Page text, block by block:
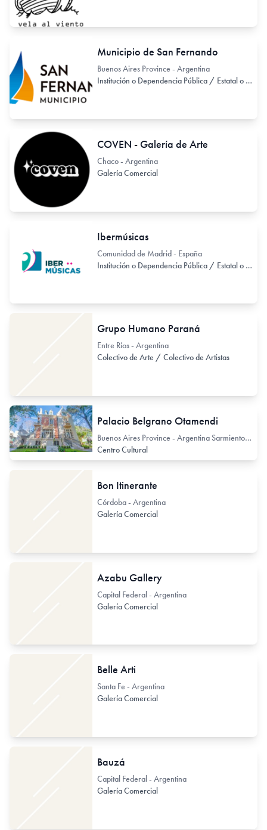
Municipio de San Fernando
Buenos Aires Province - Argentina
Institución o Dependencia Pública / Estatal o Provincial
COVEN - Galería de Arte
Chaco - Argentina
Galería Comercial
Ibermúsicas
Comunidad de Madrid - España
Institución o Dependencia Pública / Estatal o Provincial
Grupo Humano Paraná
Entre Ríos - Argentina
Colectivo de Arte / Colectivo de Artistas
Palacio Belgrano Otamendi
Buenos Aires Province - Argentina Sarmiento 1401
Centro Cultural
Bon Itinerante
Córdoba - Argentina
Galería Comercial
Azabu Gallery
Capital Federal - Argentina
Galería Comercial
Belle Arti
Santa Fe - Argentina
Galería Comercial
Bauzá
Capital Federal - Argentina
Galería Comercial